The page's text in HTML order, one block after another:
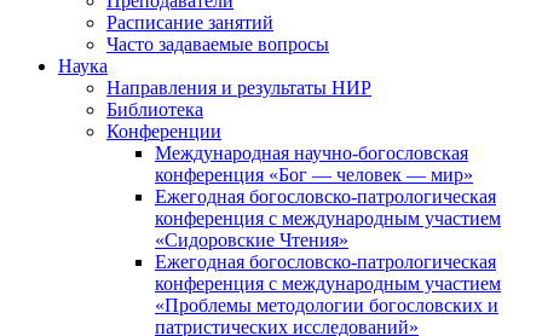
Расписание занятий
Часто задаваемые вопросы
Наука
Направления и результаты НИР
Библиотека
Конференции
Международная научно-богословская
конференция «Бог — человек — мир»
Ежегодная богословско-патрологическая
конференция с международным участием
«Сидоровские Чтения»
Ежегодная богословско-патрологическая
конференция с международным участием
«Проблемы методологии богословских и
патристических исследований»